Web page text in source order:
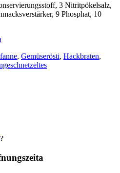
3 Nitritpökelsalz,
9 Phosphat, 10
, Gemüserösti, Hackbraten,
?